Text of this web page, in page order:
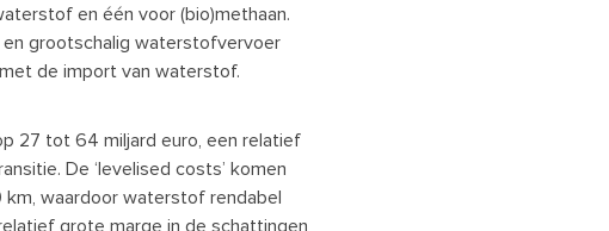
en één voor (bio)methaan.
grootschalig waterstofvervoer
de import van waterstof.
27 tot 64 miljard euro, een relatief
De ‘levelised costs’ komen
waardoor waterstof rendabel